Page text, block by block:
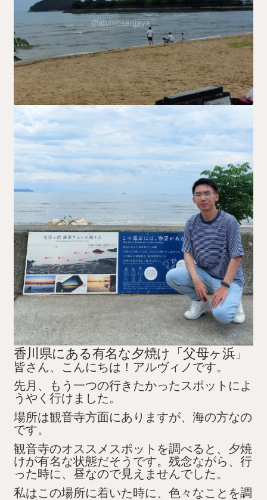
香川県にある有名な夕焼け「父母ヶ浜」
皆さん、こんにちは！アルヴィノです。
先月、もう一つの行きたかったスポットによ
うやく行けました。
場所は観音寺方面にありますが、海の方なの
です。
観音寺のオススメスポットを調べると、夕焼
けが有名な状態だそうです。残念ながら、行
った時に、昼なので見えませんでした。
私はこの場所に着いた時に、色々なことを調